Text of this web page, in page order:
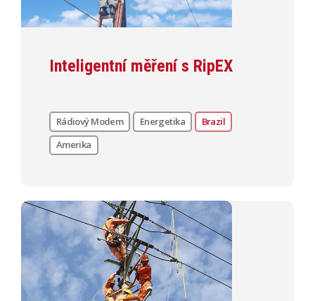
Inteligentní měření s RipEX
Rádiový Modem Energetika
Brazil
Amerika